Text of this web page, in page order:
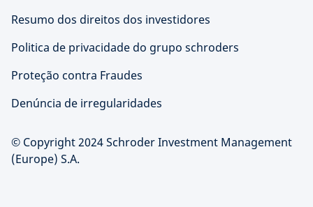
Resumo dos direitos dos investidores
Politica de privacidade do grupo schroders
Proteção contra Fraudes
Denúncia de irregularidades
© Copyright 2024 Schroder Investment Management
(Europe) S.A.